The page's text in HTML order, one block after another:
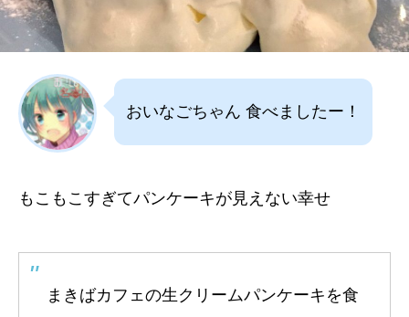
おいなごちゃん 食べましたー！
もこもこすぎてパンケーキが見えない幸せ
まきばカフェの生クリームパンケーキを食